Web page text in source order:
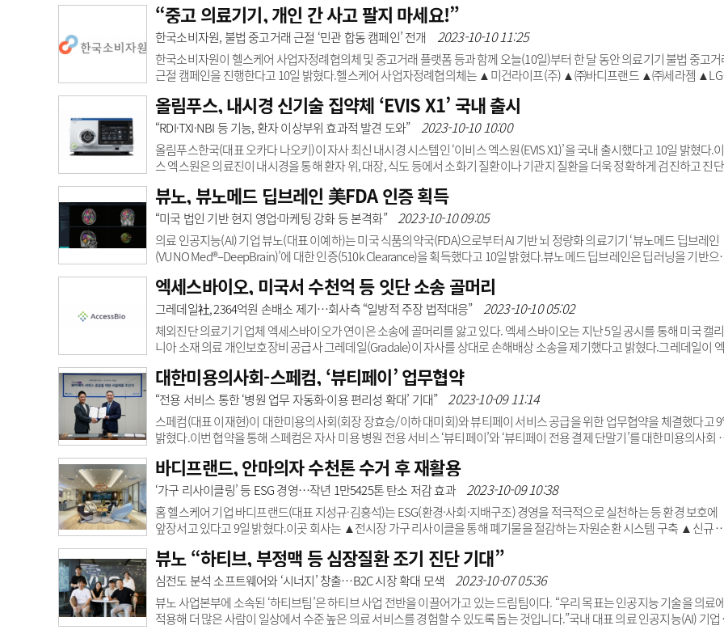
기기를 사용해 진행된 이번 교육은 FMF(태아의학재단)가 주최하고 에티오피아 보건부가 주관, 에티오피아 아디스 아바바 대학
교(Addis Ababa Univ)에서 이뤄졌다.삼성메디슨은 중·저소득국 산모 사망률을 낮춘다는 FMF 교육 목표를 함께 달성하기 위해
여러 명의 의료진이 실시간으로 진단 화면을 공유할 수 있도록 설계된 삼성메디슨 ..
“중고 의료기기, 개인 간 사고 팔지 마세요!”
한국소비자원, 불법 중고거래 근절 ‘민관 합동 캠페인’ 전개 2023-10-10 11:25
한국소비자원이 헬스케어 사업자정례협의체 및 중고거래 플랫폼 등과 함께 오늘(10일)부터 한 달 동안 의료기기 불법 중고거
근절 캠페인을 진행한다고 10일 밝혔다.헬스케어 사업자정례협의체는 ▲미건라이프(주) ▲㈜바디프랜드 ▲㈜세라젬
장터(주) ▲㈜중고나라 등이다.의료기기는 의료기기법에 따라 의료기기 판매업을 신고한 영업자만 판매할 수 있다. 하지만 최
중고거래 플랫폼이 활발해지며 개인 간 불법거래 사례가 늘고 있다.개인이 사용하던 의료기기는 소독과 세척, 보관 상태가 취약
할 수 있고, 세균감염의 위험 및 정확도, 오차 등 성능 문제가 발생할 수 있어 주의가 필요하다.그러나 상당수의..
올림푸스, 내시경 신기술 집약체 ‘EVIS X1’ 국내 출시
“RDI·TXI·NBI 등 기능, 환자 이상부위 효과적 발견 도와” 2023-10-10 10:00
올림푸스한국(대표 오카다 나오키)이 자사 최신 내시경 시스템인 ‘이비스 엑스원(EVIS X1)’을 국내 출시했다고 10일 밝혔다.
스 엑스원은 의료진이 내시경을 통해 환자 위, 대장, 식도 등에서 소화기 질환이나 기관지 질환을 더욱 정확하게 검진하고 진
보다 효과적으로 발견할 수 있게 돕고자 개발됐다.먼저 RDI(Red Dichromatic Imaging)는 녹색, 황색, 적색 파장을 활용해 혈관
시각화하는 기술로 깊은 혈관이나 위장계 출혈 원인 가시성을 높인다. 이를 통해 즉시 치료가 필요한 혈관을 식별하는 데 도움을
준다. TXI(Texture and Color ..
뷰노, 뷰노메드 딥브레인 美FDA 인증 획득
“미국 법인 기반 현지 영업·마케팅 강화 등 본격화” 2023-10-10 09:05
의료 인공지능(AI) 기업 뷰노(대표 이예하)는 미국 식품의약국(FDA)으로부터 AI 기반 뇌 정량화 의료기기 ‘뷰노메드 딥브레인
(VUNO Med®–DeepBrain)’에 대한 인증(510k Clearance)을 획득했다고 10일 밝혔다.뷰노메드 딥브레인은 딥러닝을 기반으
는 AI 의료기기다. 이를 통해 의료진 알츠하이머성 치매, 혈관성 치매 등 주요 퇴행성 뇌질환으로부터 비롯되는 치매 진단을 돕는
다. 또 경도인지장애에서 치매로 진행할 가능성이 높은 환자를 미리 선별하는 데 기여할 수 있다.뷰노는 이번 FDA 인증을 통해
국 법인을 기반으로 현지 의료기관 대상 ..
엑세스바이오, 미국서 수천억 등 잇단 소송 골머리
그레데일社, 2364억원 손배소 제기…회사측 “일방적 주장 법적대응” 2023-10-10 05:02
체외진단 의료기기 업체 엑세스바이오가 연이은 소송에 골머리를 앓고 있다. 엑세스바이오는 지난 5일 공시를 통해 미국 캘
니아 소재 의료 개인보호장비 공급사 그레데일(Gradale)이 자사를 상대로 손해배상 소송을 제기했다고 밝혔다.그레데일이
자본 38.54%에 달하는 수치다.손해배상 청구 내용을 살펴보면 ▲코로나 항원 자가진단키트 주문과 관련된 손해배상 6857만
2500달러(약 928억원) ▲징벌적 손해배상 1억514만4500달러(약 1423억원) ▲기타 변호사 비용, 소송비용, 이자비용, 법원이
당하고 적절하다고 판단하는 추가 구제 등이 담겼다.엑세스바이오..
대한미용의사회-스페컴, ‘뷰티페이’ 업무협약
“전용 서비스 통한 ‘병원 업무 자동화·이용 편리성 확대’ 기대” 2023-10-09 11:14
스페컴(대표 이재현)이 대한미용의사회(회장 장효승/이하 대미회)와 뷰티페이 서비스 공급을 위한 업무협약을 체결했다고 9
밝혔다.이번 협약을 통해 스페컴은 자사 미용 병원 전용 서비스 ‘뷰티페이’와 ‘뷰티페이 전용 결제 단말기’를 대한미용의사회
이룰 수 있을 것으로 기대한다.또 대미회 회원 병원은 더 많은 매출을 발생시킬 수 있고, 고액 거래가 많은 미용 병원 특성상 일부
입금되지 않거나 입금이 지연되던 카드 결제 금액을 누락 또는 지연없이 모두 입금 받을 수 있도록 하는 등 다양한 혜택을 누릴
있게 됐다.스페컴 측은 “앞으로 대미회 회원 ..
바디프랜드, 안마의자 수천톤 수거 후 재활용
‘가구 리사이클링’ 등 ESG 경영…작년 1만5425톤 탄소 저감 효과 2023-10-09 10:38
홈 헬스케어 기업 바디프랜드(대표 지성규·김흥석)는 ESG(환경·사회·지배구조) 경영을 적극적으로 실천하는 등 환경 보호에
앞장서고 있다고 9일 밝혔다.이곳 회사는 ▲전시장 가구 리사이클을 통해 폐기물을 절감하는 자원순환 시스템 구축 ▲신규 고
까지 마련했다. 특히 E-순환거버넌스(한국전자제품자원순환공제조합)로부터 ‘순환자원 생산 활동 확인서’와 ‘탄소 저감 활동
인서’를 인증받았다.작년 한 해 동안 폐전자제품 안마의자 5681톤을 회수한 뒤 재활용체계를 운영해 5342톤의 순환자원을 생산
했다.또한 1만5425톤Co2eq(온실가스 배출량을 대표..
뷰노 “하티브, 부정맥 등 심장질환 조기 진단 기대”
심전도 분석 소프트웨어와 ‘시너지’ 창출…B2C 시장 확대 모색 2023-10-07 05:36
뷰노 사업본부에 소속된 ‘하티브팀’은 하티브 사업 전반을 이끌어가고 있는 드림팀이다. “우리 목표는 인공지능 기술을 의료에
적용해 더 많은 사람이 일상에서 수준 높은 의료 서비스를 경험할 수 있도록 돕는 것입니다.”국내 대표 의료 인공지능(AI) 기업